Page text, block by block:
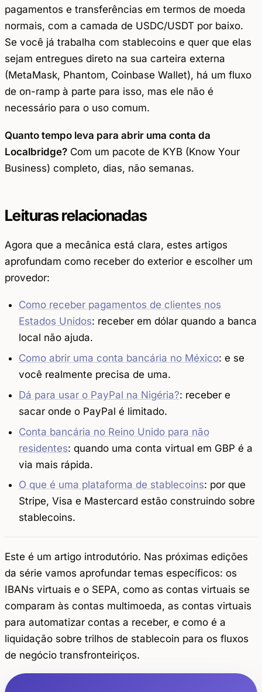
pagamentos e transferências em termos de moeda
normais, com a camada de USDC/USDT por baixo.
Se você já trabalha com stablecoins e quer que elas
sejam entregues direto na sua carteira externa
(MetaMask, Phantom, Coinbase Wallet), há um fluxo
de on-ramp à parte para isso, mas ele não é
necessário para o uso comum.
Quanto tempo leva para abrir uma conta da
Localbridge? Com um pacote de KYB (Know Your
Business) completo, dias, não semanas.
Leituras relacionadas
Agora que a mecânica está clara, estes artigos
aprofundam como receber do exterior e escolher um
provedor:
Como receber pagamentos de clientes nos
Estados Unidos: receber em dólar quando a banca
local não ajuda.
Como abrir uma conta bancária no México: e se
você realmente precisa de uma.
Dá para usar o PayPal na Nigéria?: receber e
sacar onde o PayPal é limitado.
Conta bancária no Reino Unido para não
residentes: quando uma conta virtual em GBP é a
via mais rápida.
O que é uma plataforma de stablecoins: por que
Stripe, Visa e Mastercard estão construindo sobre
stablecoins.
Este é um artigo introdutório. Nas próximas edições
da série vamos aprofundar temas específicos: os
IBANs virtuais e o SEPA, como as contas virtuais se
comparam às contas multimoeda, as contas virtuais
para automatizar contas a receber, e como é a
liquidação sobre trilhos de stablecoin para os fluxos
de negócio transfronteiriços.